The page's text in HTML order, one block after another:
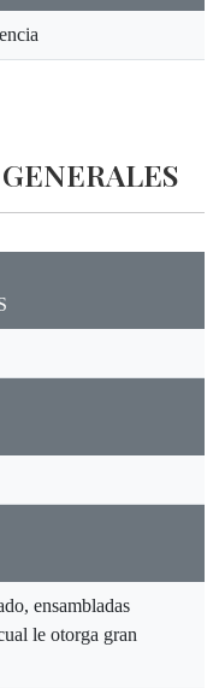
ensambladas
le otorga gran